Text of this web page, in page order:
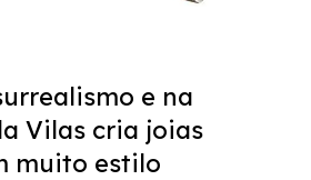
e na
Vilas cria joias
muito estilo